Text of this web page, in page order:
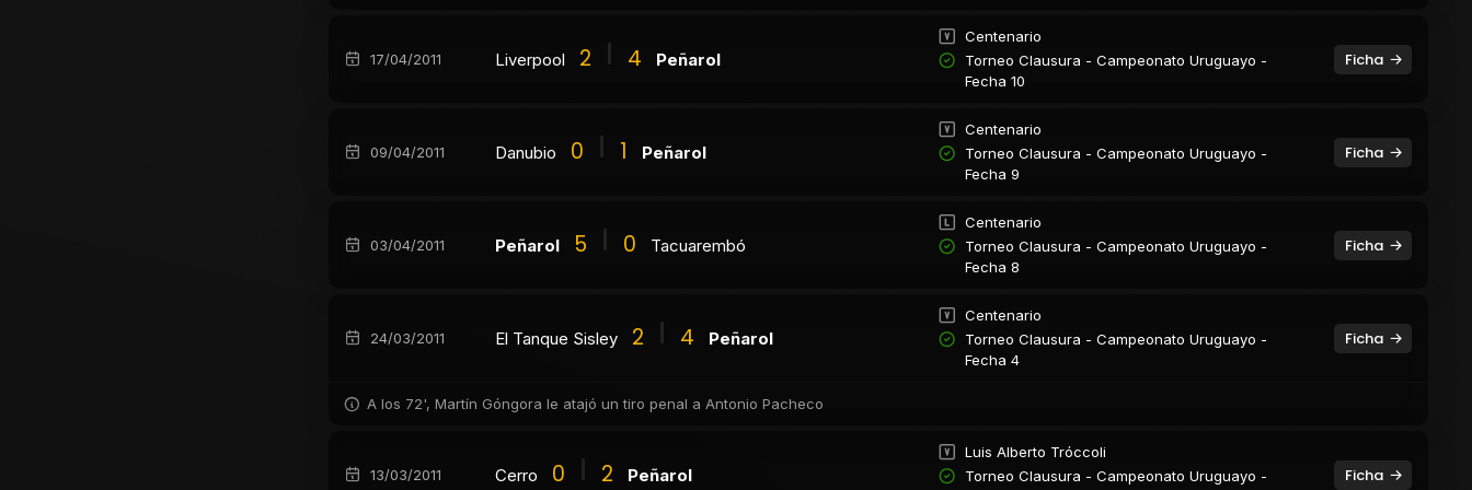
17/04/2011 Liverpool 2 4 Peñarol
Centenario
Torneo Clausura - Campeonato Uruguayo -
Fecha 10
Ficha
09/04/2011 Danubio 0 1 Peñarol
Centenario
Torneo Clausura - Campeonato Uruguayo -
Fecha 9
Ficha
03/04/2011 Peñarol 5 0 Tacuarembó
Centenario
Torneo Clausura - Campeonato Uruguayo -
Fecha 8
Ficha
24/03/2011 El Tanque Sisley 2 4 Peñarol
Centenario
Torneo Clausura - Campeonato Uruguayo -
Fecha 4
Ficha
A los 72', Martín Góngora le atajó un tiro penal a Antonio Pacheco
13/03/2011 Cerro 0 2 Peñarol
Luis Alberto Tróccoli
Torneo Clausura - Campeonato Uruguayo -
Ficha